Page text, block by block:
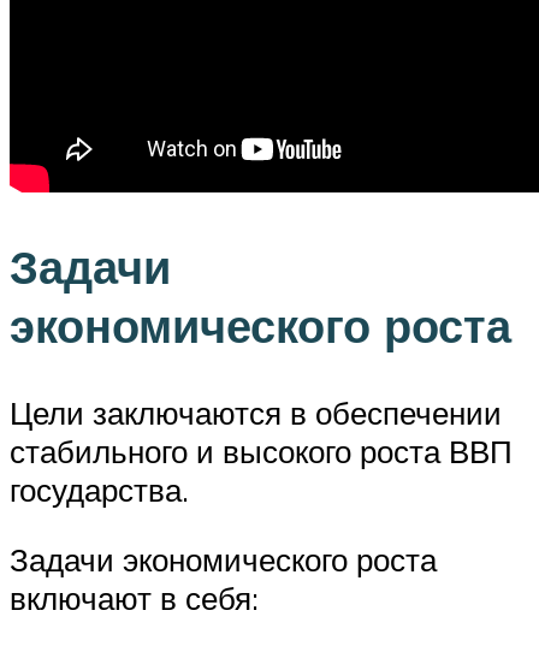
Задачи
экономического роста
Цели заключаются в обеспечении
стабильного и высокого роста ВВП
государства.
Задачи экономического роста
включают в себя: